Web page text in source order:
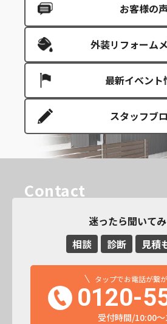
お客様の声
外装リフォーム
最新イベント
スタッフブ
Contact
迷ったら聞いてみ
相談
診断 見積
タップでお電話が繋
0120-
受付時間/10:00